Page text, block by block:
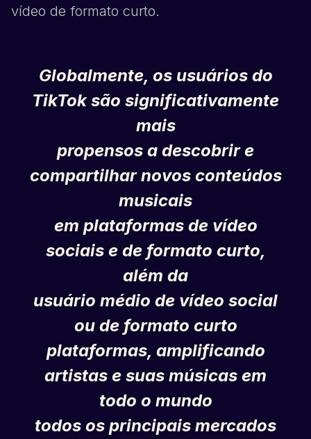
vídeo de formato curto.
Globalmente, os usuários do
TikToksão significativamente
mais
propensos a descobrir e
compartilhar novos conteúdos
musicais
em plataformas de vídeo
sociais e de formato curto,
além da
usuário médio de vídeo social
ou de formato curto
plataformas, amplificando
artistas e suas músicas em
todo o mundo
todos os principais mercados